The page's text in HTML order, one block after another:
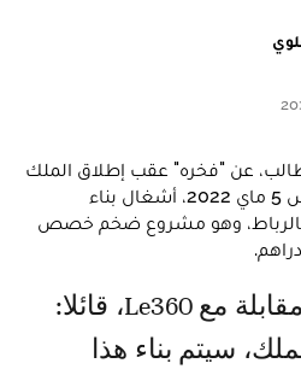
عن "فخره" عقب إطلاق الملك
محمد السادس، يوم الخميس 5 ماي 2022، أشغال بناء
وهو مشروع ضخم خصص
سيتم بناء هذا